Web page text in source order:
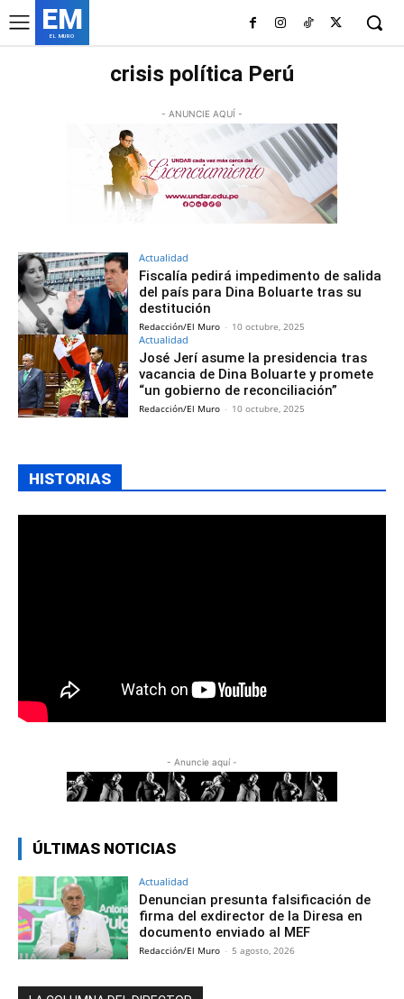
EM
EL MURO
crisis política Perú
- ANUNCIE AQUÍ -
Actualidad
Fiscalía pedirá impedimento de salida
del país para Dina Boluarte tras su
destitución
Redacción/El Muro - 10 octubre, 2025
Actualidad
José Jerí asume la presidencia tras
vacancia de Dina Boluarte y promete
“un gobierno de reconciliación”
Redacción/El Muro - 10 octubre, 2025
HISTORIAS
- Anuncie aquí -
ÚLTIMAS NOTICIAS
Actualidad
Denuncian presunta falsificación de
firma del exdirector de la Diresa en
documento enviado al MEF
Redacción/El Muro - 5 agosto, 2026